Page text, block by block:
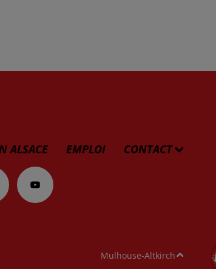
ALSACE EMPLOI CONTACT
Mulhouse-Altkirch